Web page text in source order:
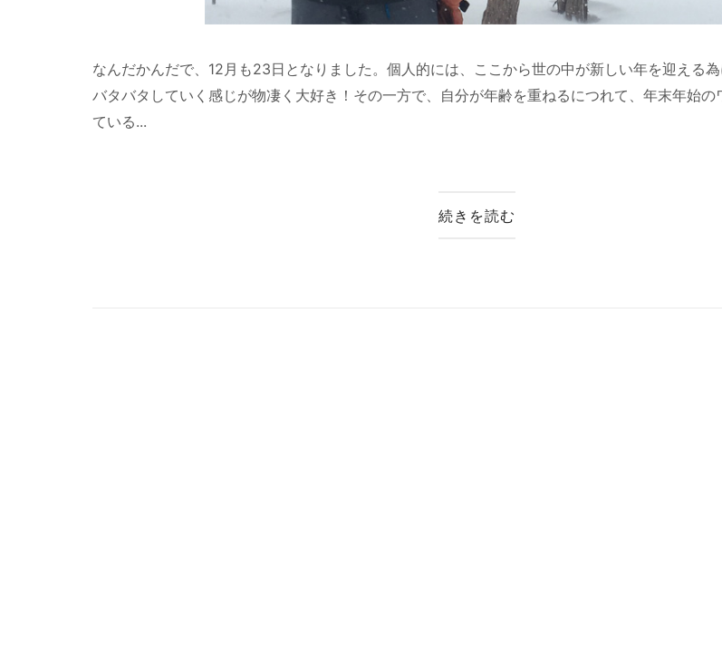
なんだかんだで、12月も23日となりました。個人的には、ここから世の中が新しい年を迎える
バタバタしていく感じが物凄く大好き！その一方で、自分が年齢を重ねるにつれて、年末年始の
ている...
続きを読む